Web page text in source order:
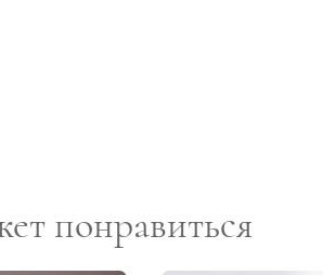
понравиться